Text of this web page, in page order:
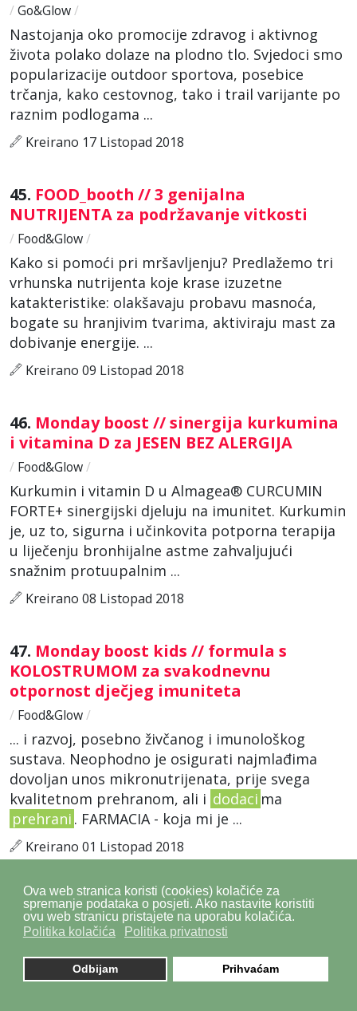
Ova web stranica koristi (cookies) kolačiće za
spremanje podataka o posjeti. Ako nastavite koristiti
ovu web stranicu pristajete na uporabu kolačića.
Politika kolačića
Politika privatnosti
Odbijam Prihvaćam
/ Go&Glow/
Nastojanja oko promocije zdravog i aktivnog
života polako dolaze na plodno tlo. Svjedoci smo
popularizacije outdoor sportova, posebice
trčanja, kako cestovnog, tako i trail varijante po
raznim podlogama ...
Kreirano 17 Listopad 2018
45. FOOD_booth // 3 genijalna
NUTRIJENTA za podržavanje vitkosti
/ Food&Glow/
Kako si pomoći pri mršavljenju? Predlažemo tri
vrhunska nutrijenta koje krase izuzetne
katakteristike: olakšavaju probavu masnoća,
bogate su hranjivim tvarima, aktiviraju mast za
dobivanje energije. ...
Kreirano 09 Listopad 2018
46. Monday boost // sinergija kurkumina
i vitamina D za JESEN BEZ ALERGIJA
/ Food&Glow/
Kurkumin i vitamin D u Almagea® CURCUMIN
FORTE+ sinergijski djeluju na imunitet. Kurkumin
je, uz to, sigurna i učinkovita potporna terapija
u liječenju bronhijalne astme zahvaljujući
snažnim protuupalnim ...
Kreirano 08 Listopad 2018
47. Monday boost kids // formula s
KOLOSTRUMOM za svakodnevnu
otpornost dječjeg imuniteta
/ Food&Glow/
... i razvoj, posebno živčanog i imunološkog
sustava. Neophodno je osigurati najmlađima
dovoljan unos mikronutrijenata, prije svega
kvalitetnom prehranom, ali i dodaci ma
prehrani . FARMACIA - koja mi je ...
Kreirano 01 Listopad 2018
48.Friday refresh // naš IMUNO sustav ne
može se aktivirati bez VITAMINA D!
Food&Glow/
... količinom vitamina D jer bismo svakodnevno
morali pojesti veliki komad lososa što je